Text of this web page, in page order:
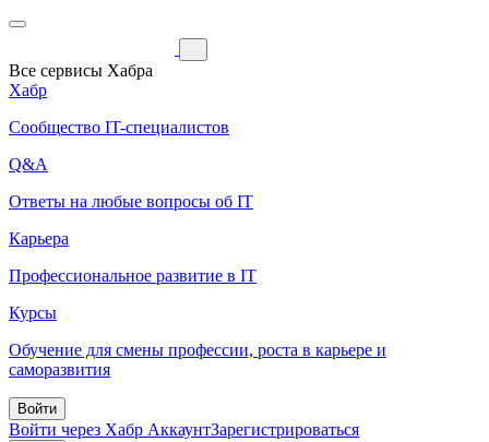
Все сервисы Хабра
Хабр
Сообщество IT-специалистов
Q&A
Ответы на любые вопросы об IT
Карьера
Профессиональное развитие в IT
Курсы
Обучение для смены профессии, роста в карьере и
саморазвития
Войти
Войти через Хабр АккаунтЗарегистрироваться